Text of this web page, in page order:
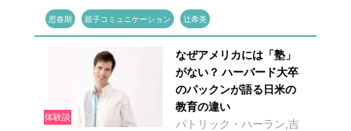
思春期 親子コミュニケーション 辻希美
体験談
なぜアメリカには「塾」
がない？ ハーバード大卒
のパックンが語る日米の
教育の違い
パトリック・ハーラン,吉